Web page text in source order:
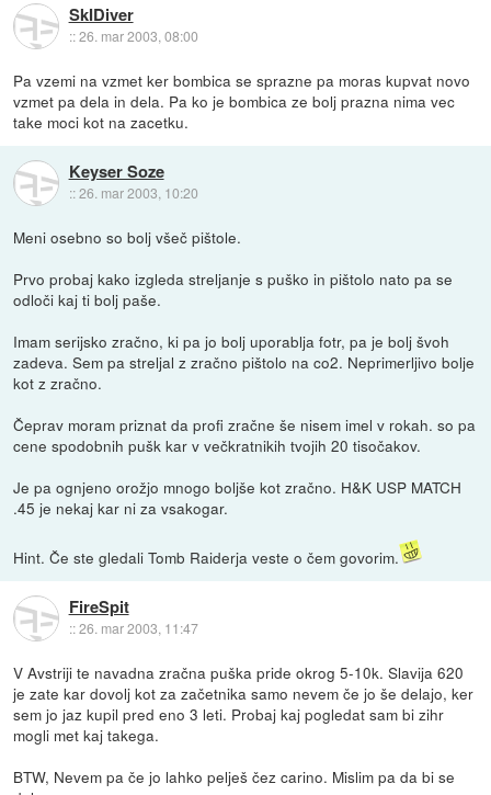
SkIDiver
::26. mar 2003, 08:00
Pa vzemi na vzmet ker bombica se sprazne pa moras kupvat novo
vzmet pa dela in dela. Pa ko je bombica ze bolj prazna nima vec
take moci kot na zacetku.
Keyser Soze
::26. mar 2003, 10:20
Meni osebno so bolj všeč pištole.
Prvo probaj kako izgleda streljanje s puško in pištolo nato pa se
odloči kaj ti bolj paše.
Imam serijsko zračno, ki pa jo bolj uporablja fotr, pa je bolj švoh
zadeva. Sem pa streljal z zračno pištolo na co2. Neprimerljivo bolje
kot z zračno.
Čeprav moram priznat da profi zračne še nisem imel v rokah. so pa
cene spodobnih pušk kar v večkratnikih tvojih 20 tisočakov.
Je pa ognjeno orožjo mnogo boljše kot zračno. H&K USP MATCH
.45 je nekaj kar ni za vsakogar.
Hint. Če ste gledali Tomb Raiderja veste o čem govorim.
FireSpit
::26. mar 2003, 11:47
V Avstriji te navadna zračna puška pride okrog 5-10k. Slavija 620
je zate kar dovolj kot za začetnika samo nevem če jo še delajo, ker
sem jo jaz kupil pred eno 3 leti. Probaj kaj pogledat sam bi zihr
mogli met kaj takega.
BTW, Nevem pa če jo lahko pelješ čez carino. Mislim pa da bi se